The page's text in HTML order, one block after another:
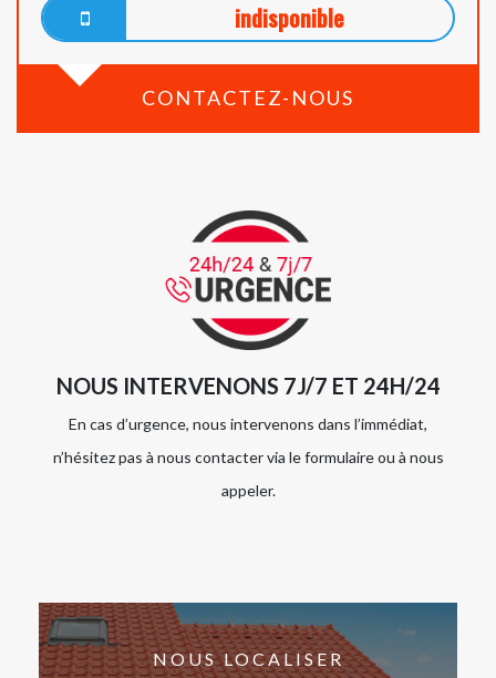
indisponible
CONTACTEZ-NOUS
NOUS INTERVENONS 7J/7 ET 24H/24
En cas d’urgence, nous intervenons dans l’immédiat,
n’hésitez pas à nous contacter via le formulaire ou à nous
appeler.
NOUS LOCALISER